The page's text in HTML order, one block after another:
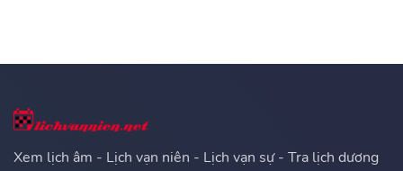
Xem lịch âm - Lịch vạn niên - Lịch vạn sự - Tra lịch dương